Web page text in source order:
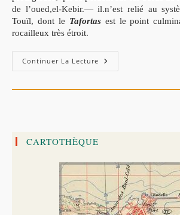
de l’oued,el-Kebir.— il.n’est relié au
Touïl, dont le Tafortasest le point
rocailleux très étroit.
Continuer La Lecture La
Charte
CARTOTHÈQUE